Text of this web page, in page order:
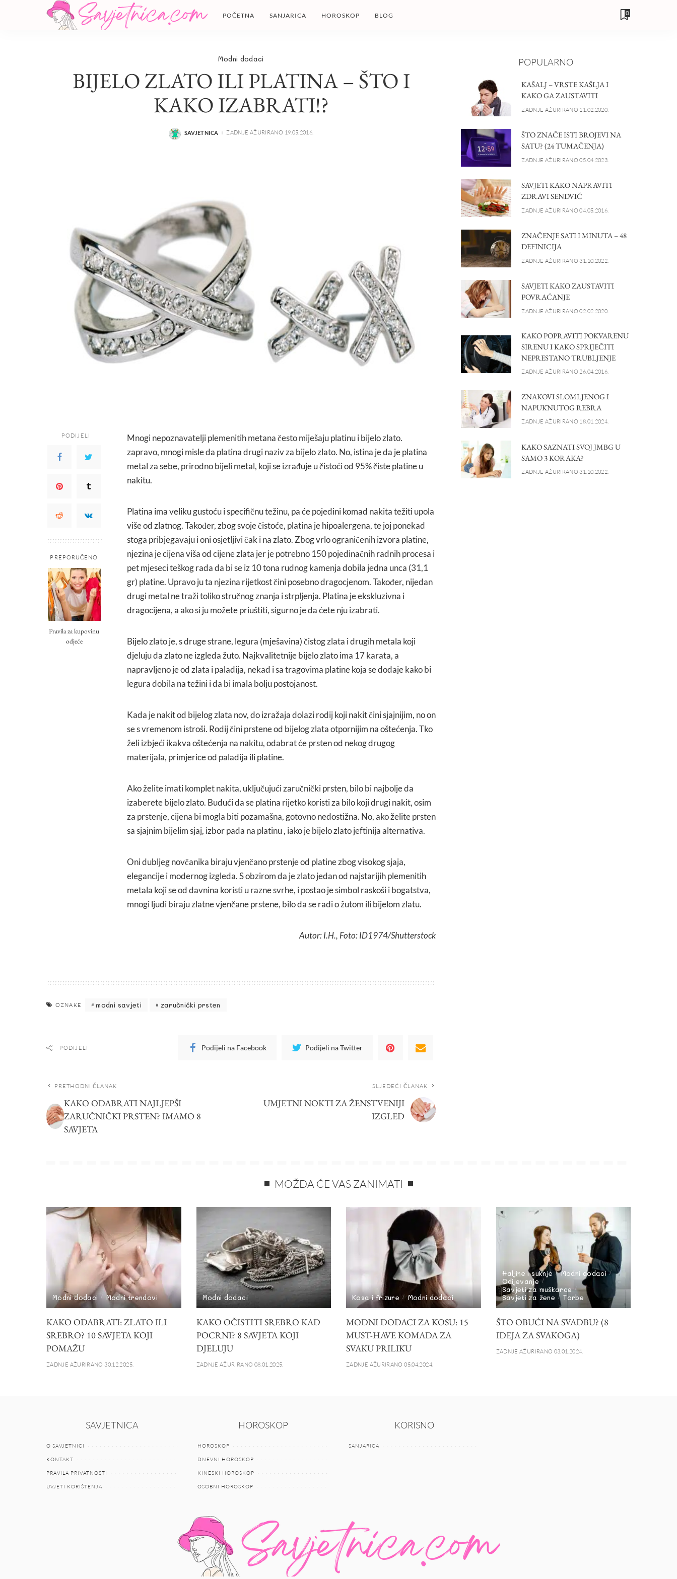
POČETNA SANJARICA HOROSKOP BLOG 0
Modni dodaci
BIJELO ZLATO ILI PLATINA – ŠTO I
KAKO IZABRATI!?
POSTED
SAVJETNICA ZADNJE AŽURIRANO 19.05.2016.
PODIJELI
PREPORUČENO
Pravila za kupovinu
odjeće
Mnogi nepoznavatelji plemenitih metana često miješaju platinu i bijelo zlato.
zapravo, mnogi misle da platina drugi naziv za bijelo zlato. No, istina je da je platina
metal za sebe, prirodno bijeli metal, koji se izrađuje u čistoći od 95% čiste platine u
nakitu.
Platina ima veliku gustoću i specifičnu težinu, pa će pojedini komad nakita težiti upola
više od zlatnog. Također, zbog svoje čistoće, platina je hipoalergena, te joj ponekad
stoga pribjegavaju i oni osjetljivi čak i na zlato. Zbog vrlo ograničenih izvora platine,
njezina je cijena viša od cijene zlata jer je potrebno 150 pojedinačnih radnih procesa i
pet mjeseci teškog rada da bi se iz 10 tona rudnog kamenja dobila jedna unca (31,1
gr) platine. Upravo ju ta njezina rijetkost čini posebno dragocjenom. Također, nijedan
drugi metal ne traži toliko stručnog znanja i strpljenja. Platina je ekskluzivna i
dragocijena, a ako si ju možete priuštiti, sigurno je da ćete nju izabrati.
Bijelo zlato je, s druge strane, legura (mješavina) čistog zlata i drugih metala koji
djeluju da zlato ne izgleda žuto. Najkvalitetnije bijelo zlato ima 17 karata, a
napravljeno je od zlata i paladija, nekad i sa tragovima platine koja se dodaje kako bi
legura dobila na težini i da bi imala bolju postojanost.
Kada je nakit od bijelog zlata nov, do izražaja dolazi rodij koji nakit čini sjajnijim, no on
se s vremenom istroši. Rodij čini prstene od bijelog zlata otpornijim na oštećenja. Tko
želi izbjeći ikakva oštećenja na nakitu, odabrat će prsten od nekog drugog
materijala, primjerice od paladija ili platine.
Ako želite imati komplet nakita, uključujući zaručnički prsten, bilo bi najbolje da
izaberete bijelo zlato. Budući da se platina rijetko koristi za bilo koji drugi nakit, osim
za prstenje, cijena bi mogla biti pozamašna, gotovno nedostižna. No, ako želite prsten
sa sjajnim bijelim sjaj, izbor pada na platinu , iako je bijelo zlato jeftinija alternativa.
Oni dubljeg novčanika biraju vjenčano prstenje od platine zbog visokog sjaja,
elegancije i modernog izgleda. S obzirom da je zlato jedan od najstarijih plemenitih
metala koji se od davnina koristi u razne svrhe, i postao je simbol raskoši i bogatstva,
mnogi ljudi biraju zlatne vjenčane prstene, bilo da se radi o žutom ili bijelom zlatu.
Autor: I.H., Foto: ID1974/Shutterstock
OZNAKE modni savjeti zaručnički prsten
PODIJELI Podijeli na Facebook Podijeli na Twitter
PRETHODNI ČLANAK
KAKO ODABRATI NAJLJEPŠI
ZARUČNIČKI PRSTEN? IMAMO 8
SAVJETA
SLJEDEĆI ČLANAK
UMJETNI NOKTI ZA ŽENSTVENIJI
IZGLED
POPULARNO
KAŠALJ – VRSTE KAŠLJA I
KAKO GA ZAUSTAVITI
ZADNJE AŽURIRANO 11.02.2020.
ŠTO ZNAČE ISTI BROJEVI NA
SATU? (24 TUMAČENJA)
ZADNJE AŽURIRANO 05.04.2023.
SAVJETI KAKO NAPRAVITI
ZDRAVI SENDVIČ
ZADNJE AŽURIRANO 04.05.2016.
ZNAČENJE SATI I MINUTA – 48
DEFINICIJA
ZADNJE AŽURIRANO 31.10.2022.
SAVJETI KAKO ZAUSTAVITI
POVRAĆANJE
ZADNJE AŽURIRANO 02.02.2020.
KAKO POPRAVITI POKVARENU
SIRENU I KAKO SPRIJEČITI
NEPRESTANO TRUBLJENJE
ZADNJE AŽURIRANO 26.04.2016.
ZNAKOVI SLOMLJENOG I
NAPUKNUTOG REBRA
ZADNJE AŽURIRANO 18.01.2024.
KAKO SAZNATI SVOJ JMBG U
SAMO 3 KORAKA?
ZADNJE AŽURIRANO 31.10.2022.
MOŽDA ĆE VAS ZANIMATI
Modni dodaci Modni trendovi
KAKO ODABRATI: ZLATO ILI
SREBRO? 10 SAVJETA KOJI
POMAŽU
ZADNJE AŽURIRANO 30.12.2025.
Modni dodaci
KAKO OČISTITI SREBRO KAD
POCRNI? 8 SAVJETA KOJI
DJELUJU
ZADNJE AŽURIRANO 08.01.2025.
Kosa i frizure Modni dodaci
MODNI DODACI ZA KOSU: 15
MUST-HAVE KOMADA ZA
SVAKU PRILIKU
ZADNJE AŽURIRANO 05.04.2024.
Haljine i suknje
Modni dodaci
Odijevanje
Savjeti za muškarce
Savjeti za žene
Torbe
ŠTO OBUĆI NA SVADBU? (8
IDEJA ZA SVAKOGA)
ZADNJE AŽURIRANO 03.01.2024.
SAVJETNICA
O SAVJETNICI
KONTAKT
PRAVILA PRIVATNOSTI
UVJETI KORIŠTENJA
HOROSKOP
HOROSKOP
DNEVNI HOROSKOP
KINESKI HOROSKOP
OSOBNI HOROSKOP
KORISNO
SANJARICA